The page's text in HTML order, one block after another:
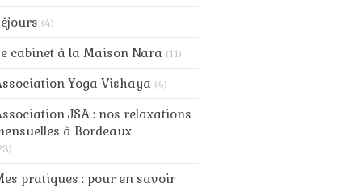
(4)
cabinet à la Maison Nara (11)
Yoga Vishaya (4)
JSA : nos relaxations
à Bordeaux
pratiques : pour en savoir